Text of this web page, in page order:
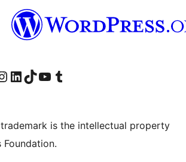
page
our Instagram account
Visit our LinkedIn account
ہمارے ٹک ٹاک اکاؤنٹ پر جائیں
Visit our YouTube channel
ہمارے ٹمبلر اکاؤنٹ پر جائیں
is the intellectual property
Foundation.